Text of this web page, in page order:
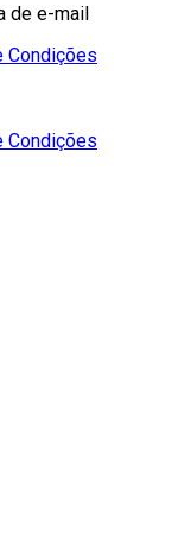
de e-mail
Condições
Condições